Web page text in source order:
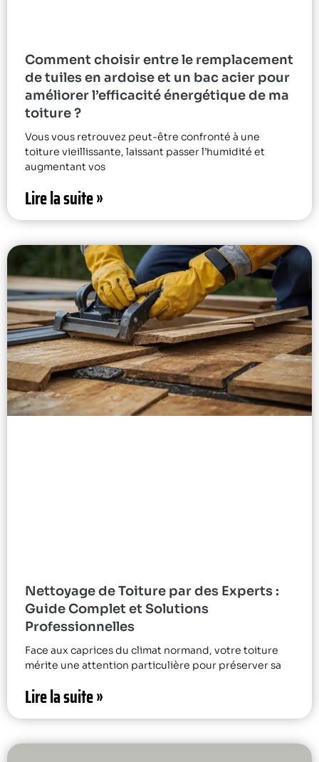
Comment choisir entre le remplacement
de tuiles en ardoise et un bac acier pour
améliorer l’efficacité énergétique de ma
toiture ?
Vous vous retrouvez peut-être confronté à une
toiture vieillissante, laissant passer l’humidité et
augmentant vos
Lire la suite »
Nettoyage de Toiture par des Experts :
Guide Complet et Solutions
Professionnelles
Face aux caprices du climat normand, votre toiture
mérite une attention particulière pour préserver sa
Lire la suite »